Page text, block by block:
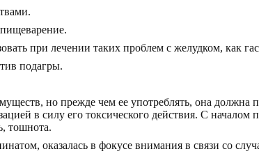
при лечении таких проблем с желудком, как
подагры.
но прежде чем ее употреблять, она должна
в силу его токсического действия. С
тошнота.
оказалась в фокусе внимания в связи со